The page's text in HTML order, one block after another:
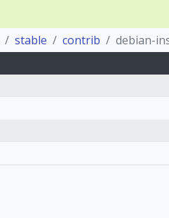
stable contrib
debian-